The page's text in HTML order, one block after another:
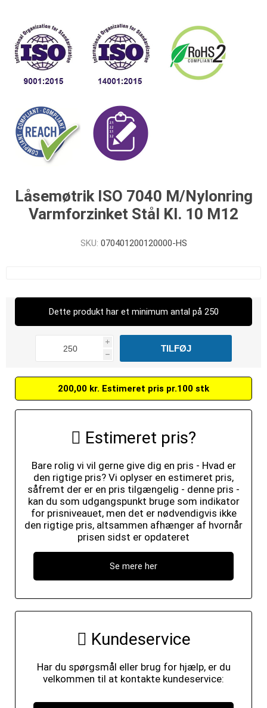
Låsemøtrik ISO 7040 M/Nylonring
Varmforzinket Stål Kl. 10 M12
SKU: 070401200120000-HS
Dette produkt har et minimum antal på 250
i
h
200,00 kr. Estimeret pris pr.100 stk
Estimeret pris?
Bare rolig vi vil gerne give dig en pris - Hvad er
den rigtige pris? Vi oplyser en estimeret pris,
såfremt der er en pris tilgængelig - denne pris -
kan du som udgangspunkt bruge som indikator
for prisniveauet, men det er nødvendigvis ikke
den rigtige pris, altsammen afhænger af hvornår
prisen sidst er opdateret
Se mere her
Kundeservice
Har du spørgsmål eller brug for hjælp, er du
velkommen til at kontakte kundeservice: